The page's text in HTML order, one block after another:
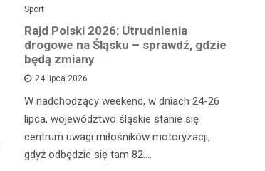
Sport
Rajd Polski 2026: Utrudnienia
drogowe na Śląsku – sprawdź, gdzie
będą zmiany
24 lipca 2026
W nadchodzący weekend, w dniach 24-26
lipca, województwo śląskie stanie się
centrum uwagi miłośników motoryzacji,
gdyż odbędzie się tam 82.…